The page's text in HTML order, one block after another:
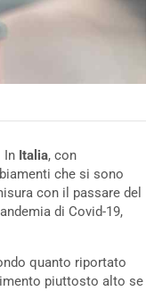
In Italia, con
che si sono
con il passare del
di Covid-19,
quanto riportato
piuttosto alto se